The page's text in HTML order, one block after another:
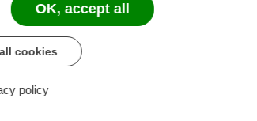
de travail
et l'employeur.
de forfait.
plus de 235 jours
OK, accept all
cookies
policy